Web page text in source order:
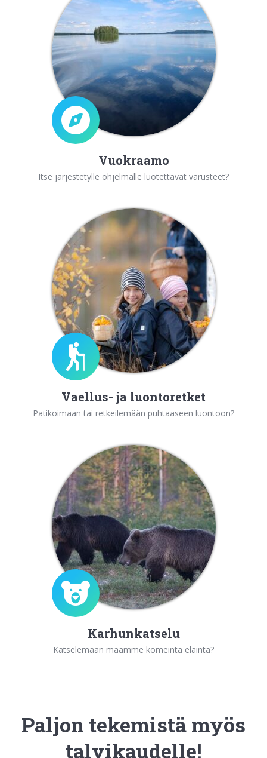
Vuokraamo
Itse järjestetylle ohjelmalle luotettavat varusteet?
Vaellus- ja luontoretket
Patikoimaan tai retkeilemään puhtaaseen luontoon?
Karhunkatselu
Katselemaan maamme komeinta eläintä?
Paljon tekemistä myös
talvikaudelle!